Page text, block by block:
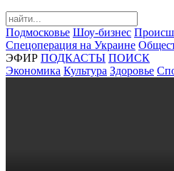
Подмосковье Шоу-бизнес
Спецоперация на Украине
ЭФИР ПОДКАСТЫ ПОИСК
Экономика Культура Здоровье